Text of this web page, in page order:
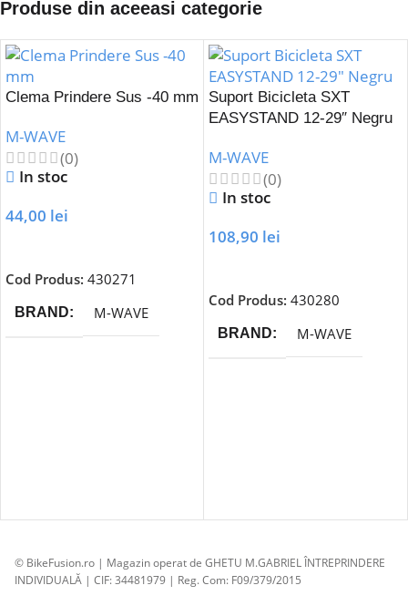
Produse din aceeasi categorie
Clema Prindere Sus -40 mm
M-WAVE
(0)
In stoc
44,00 lei
Cod Produs: 430271
BRAND M-WAVE
Suport Bicicleta SXT
EASYSTAND 12-29″ Negru
M-WAVE
(0)
In stoc
108,90 lei
Cod Produs: 430280
BRAND M-WAVE
© BikeFusion.ro | Magazin operat de GHETU M.GABRIEL ÎNTREPRINDERE
INDIVIDUALĂ | CIF: 34481979 | Reg. Com: F09/379/2015